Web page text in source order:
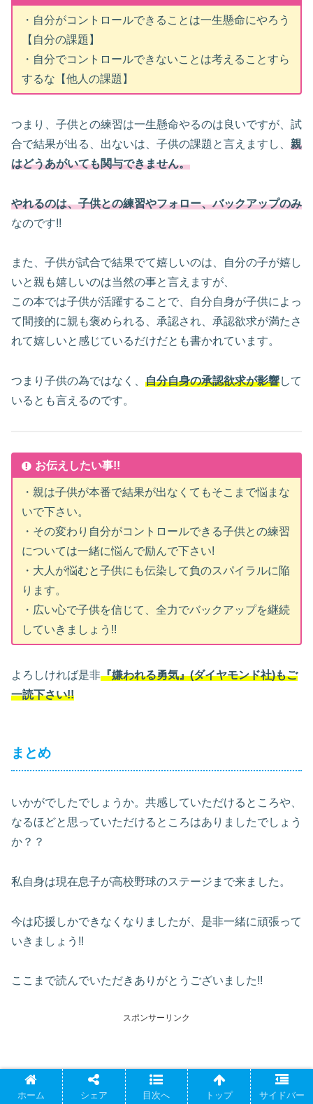
・自分がコントロールできることは一生懸命にやろう
【自分の課題】
・自分でコントロールできないことは考えることすら
するな【他人の課題】
つまり、子供との練習は一生懸命やるのは良いですが、試
合で結果が出る、出ないは、子供の課題と言えますし、 親
はどうあがいても関与できません。
やれるのは、子供との練習やフォロー、バックアップのみ
なのです!!
また、子供が試合で結果でて嬉しいのは、自分の子が嬉し
いと親も嬉しいのは当然の事と言えますが、
この本では子供が活躍することで、自分自身が子供によっ
て間接的に親も褒められる、承認され、承認欲求が満たさ
れて嬉しいと感じているだけだとも書かれています。
つまり子供の為ではなく、 自分自身の承認欲求が影響して
いるとも言えるのです。
お伝えしたい事!!
・親は子供が本番で結果が出なくてもそこまで悩まな
いで下さい。
・その変わり自分がコントロールできる子供との練習
については一緒に悩んで励んで下さい!
・大人が悩むと子供にも伝染して負のスパイラルに陥
ります。
・広い心で子供を信じて、全力でバックアップを継続
していきましょう!!
よろしければ是非『嫌われる勇気』(ダイヤモンド社)もご
一読下さい!!
まとめ
いかがでしたでしょうか。共感していただけるところや、
なるほどと思っていただけるところはありましたでしょう
か？？
私自身は現在息子が高校野球のステージまで来ました。
今は応援しかできなくなりましたが、是非一緒に頑張って
いきましょう!!
ここまで読んでいただきありがとうございました!!
スポンサーリンク
ホーム シェア 目次へ トップ サイドバー